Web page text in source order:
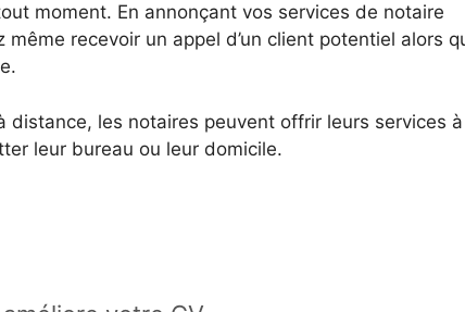
moment. En annonçant vos services de notaire
recevoir un appel d’un client potentiel alors
distance, les notaires peuvent offrir leurs services à
leur bureau ou leur domicile.